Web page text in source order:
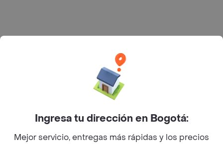
Bogotá D.C. --- notificacionesrappi@rappi.com
Ingresa tu dirección en Bogotá:
Mejor servicio, entregas más rápidas y los precios